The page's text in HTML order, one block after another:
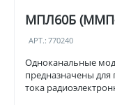
МПЛ60Б
АРТ.: 770240
Одноканальные
предназначены
тока